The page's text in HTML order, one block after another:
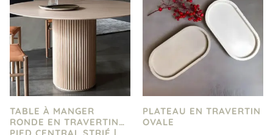
TABLE À MANGER
RONDE EN TRAVERTIN
PIED CENTRAL STRIÉ |
PLATEAU EN TRAVERTIN
OVALE